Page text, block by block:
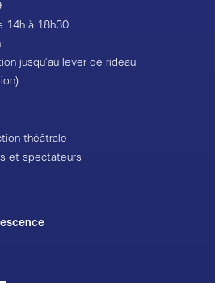
14h à 18h30
jusqu’au lever de rideau
théâtrale
et spectateurs